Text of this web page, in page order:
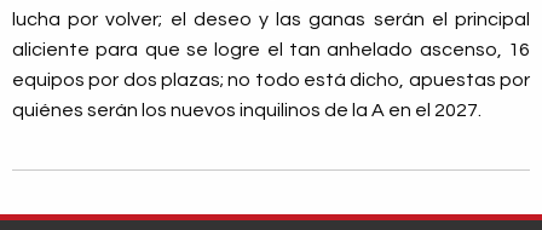
lucha por volver; el deseo y las ganas serán el principal
aliciente para que se logre el tan anhelado ascenso, 16
equipos por dos plazas; no todo está dicho, apuestas por
quiénes serán los nuevos inquilinos de la A en el 2027.